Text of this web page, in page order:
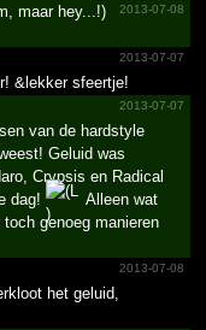
2013-07-08
maar hey...!)
2013-07-07
&lekker sfeertje!
2013-07-07
van de hardstyle
Geluid was
Crypsis en Radical
dag!
Alleen wat
genoeg manieren
2013-07-08
het geluid,